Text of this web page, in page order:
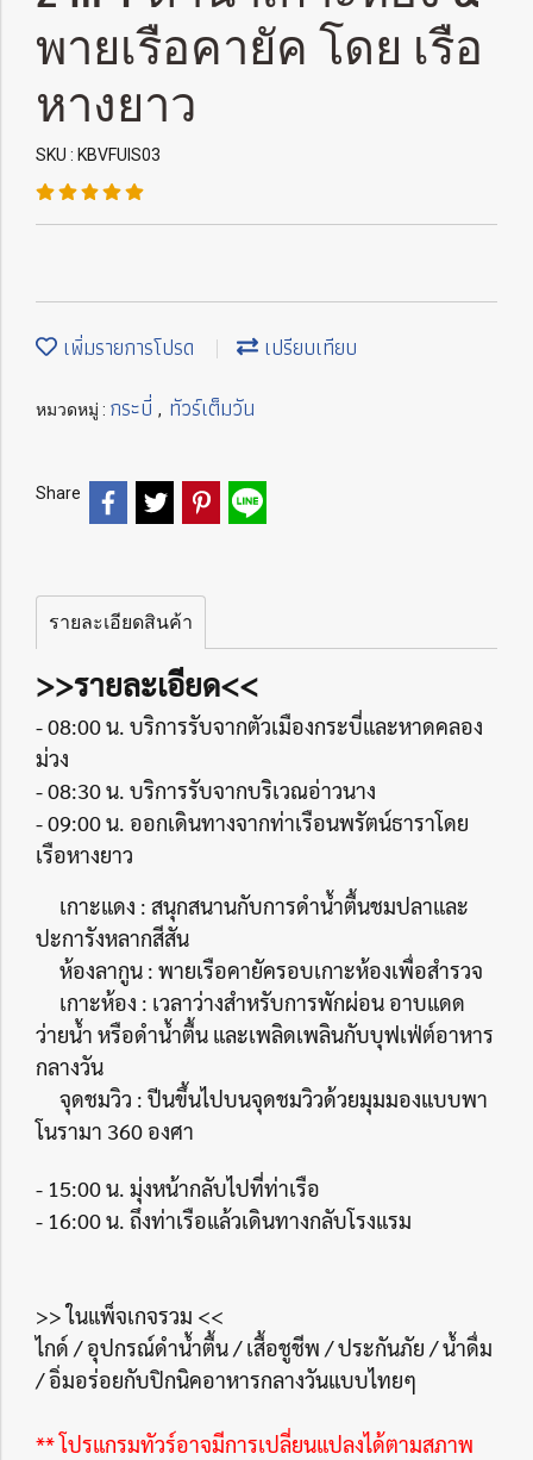
พายเรือคายัค โดย เรือ
หางยาว
SKU : KBVFUIS03
เพิ่มรายการโปรด เปรียบเทียบ
หมวดหมู่ : กระบี่ , ทัวร์เต็มวัน
Share
รายละเอียดสินค้า
>>รายละเอียด<<
- 08:00 น. บริการรับจากตัวเมืองกระบี่และหาดคลอง
ม่วง
- 08:30 น. บริการรับจากบริเวณอ่าวนาง
- 09:00 น. ออกเดินทางจากท่าเรือนพรัตน์ธาราโดย
เรือหางยาว
เกาะแดง : สนุกสนานกับการดำน้ำตื้นชมปลาและ
ปะการังหลากสีสัน
ห้องลากูน : พายเรือคายัครอบเกาะห้องเพื่อสำรวจ
เกาะห้อง : เวลาว่างสำหรับการพักผ่อน อาบแดด
ว่ายน้ำ หรือดำน้ำตื้น และเพลิดเพลินกับบุฟเฟ่ต์อาหาร
กลางวัน
จุดชมวิว : ปีนขึ้นไปบนจุดชมวิวด้วยมุมมองแบบพา
โนรามา 360 องศา
- 15:00 น. มุ่งหน้ากลับไปที่ท่าเรือ
- 16:00 น. ถึงท่าเรือแล้วเดินทางกลับโรงแรม
>> ในแพ็จเกจรวม <<
ไกด์ / อุปกรณ์ดำน้ำตื้น / เสื้อชูชีพ / ประกันภัย / น้ำดื่ม
/ อิ่มอร่อยกับปิกนิคอาหารกลางวันแบบไทยๆ
** โปรแกรมทัวร์อาจมีการเปลี่ยนแปลงได้ตามสภาพ